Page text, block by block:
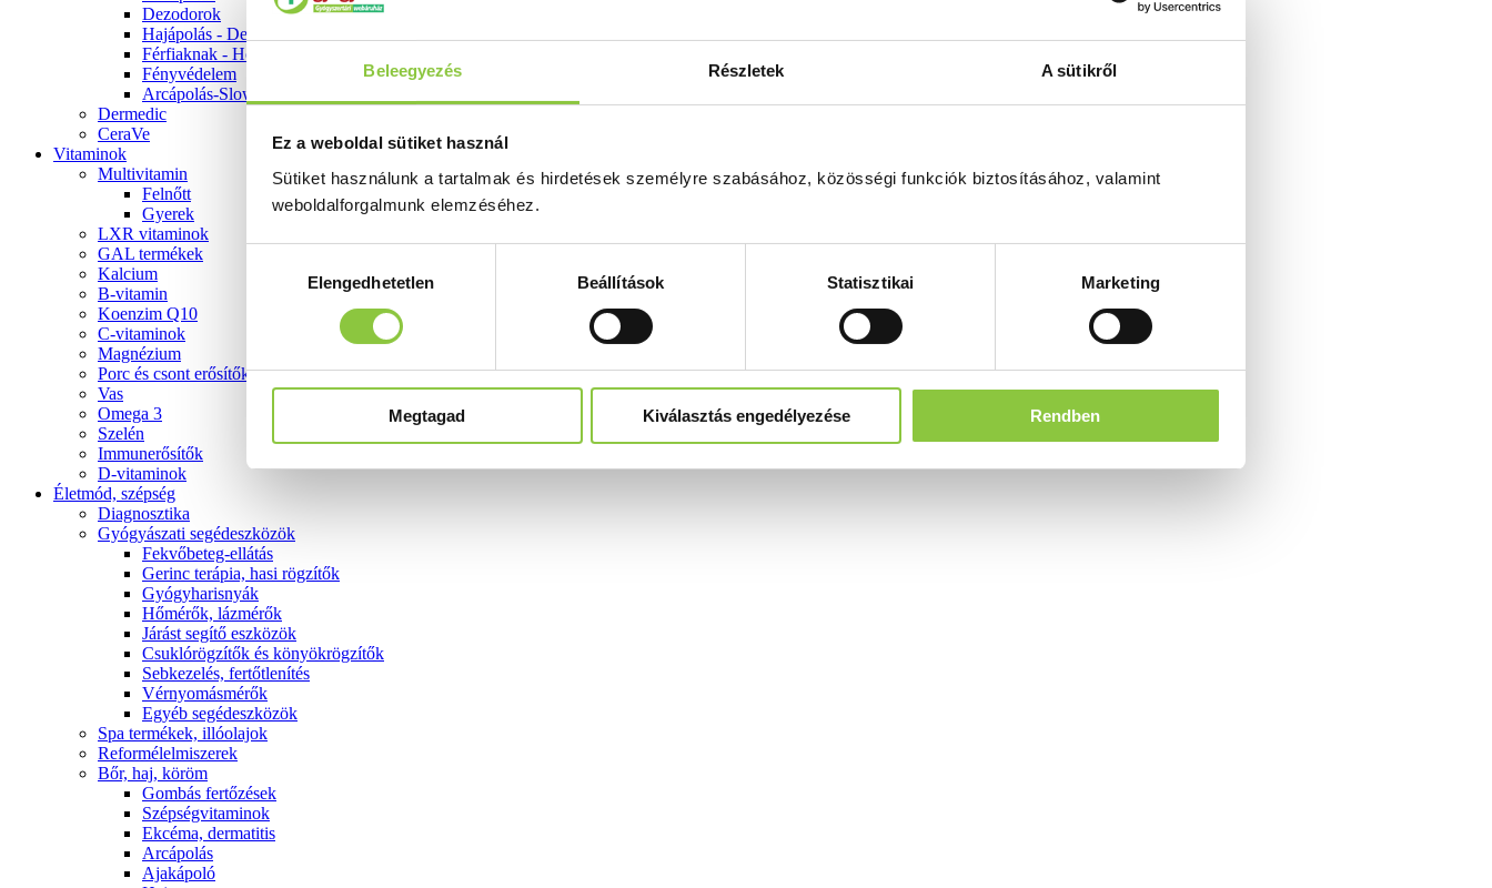
Beleegyezés Részletek A sütikről
Ez a weboldal sütiket használ
Sütiket használunk a tartalmak és hirdetések személyre szabásához, közösségi funkciók biztosításához, valamint
weboldalforgalmunk elemzéséhez.
kiválasztásaElengedhetetlen Beállítások Statisztikai Marketing
Megtagad Kiválasztás engedélyezése Rendben
Dezodorok
Hajápolás - Dercos
Férfiaknak - Homme
Fényvédelem
Arcápolás-Slow Age
Dermedic
CeraVe
Vitaminok
Multivitamin
Felnőtt
Gyerek
LXR vitaminok
GAL termékek
Kalcium
B-vitamin
Koenzim Q10
C-vitaminok
Magnézium
Porc és csont erősítők
Vas
Omega 3
Szelén
Immunerősítők
D-vitaminok
Életmód, szépség
Diagnosztika
Gyógyászati segédeszközök
Fekvőbeteg-ellátás
Gerinc terápia, hasi rögzítők
Gyógyharisnyák
Hőmérők, lázmérők
Járást segítő eszközök
Csuklórögzítők és könyökrögzítők
Sebkezelés, fertőtlenítés
Vérnyomásmérők
Egyéb segédeszközök
Spa termékek, illóolajok
Reformélelmiszerek
Bőr, haj, köröm
Gombás fertőzések
Szépségvitaminok
Ekcéma, dermatitis
Arcápolás
Ajakápoló